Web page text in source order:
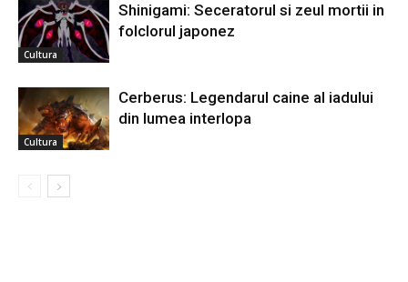
Cultura
Shinigami: Seceratorul si zeul mortii in
folclorul japonez
Cultura
Cerberus: Legendarul caine al iadului
din lumea interlopa